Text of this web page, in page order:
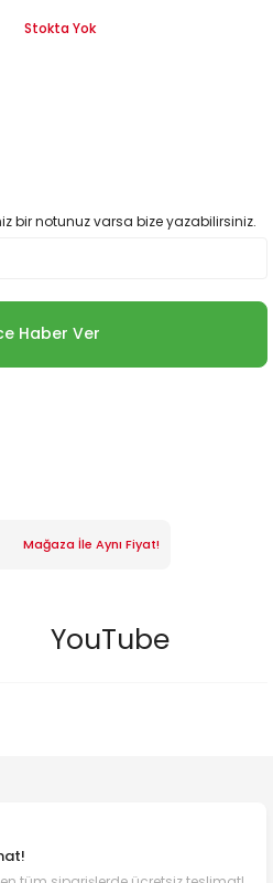
Stokta Yok
bir notunuz varsa bize yazabilirsiniz.
Haber Ver
Mağaza İle Aynı Fiyat!
YouTube